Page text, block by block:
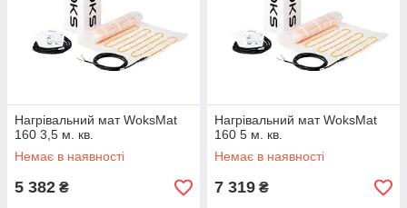
Нагрівальний мат WoksMat
160 3,5 м. кв.
Немає в наявності
5 382 ₴
Нагрівальний мат WoksMat
160 5 м. кв.
Немає в наявності
7 319 ₴